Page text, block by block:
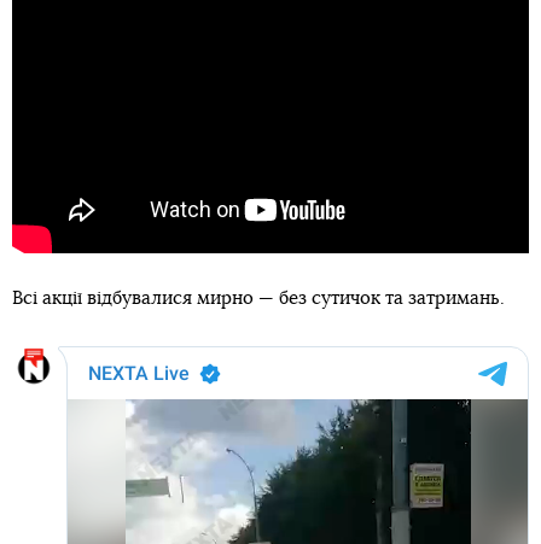
Всі акції відбувалися мирно — без сутичок та затримань.